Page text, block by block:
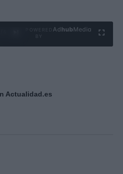
Ad hubMedia
Actualidad.es